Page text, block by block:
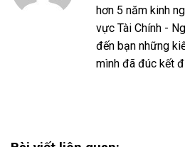
hơn 5 năm kinh
vực Tài Chính -
đến bạn những
mình đã đúc kết